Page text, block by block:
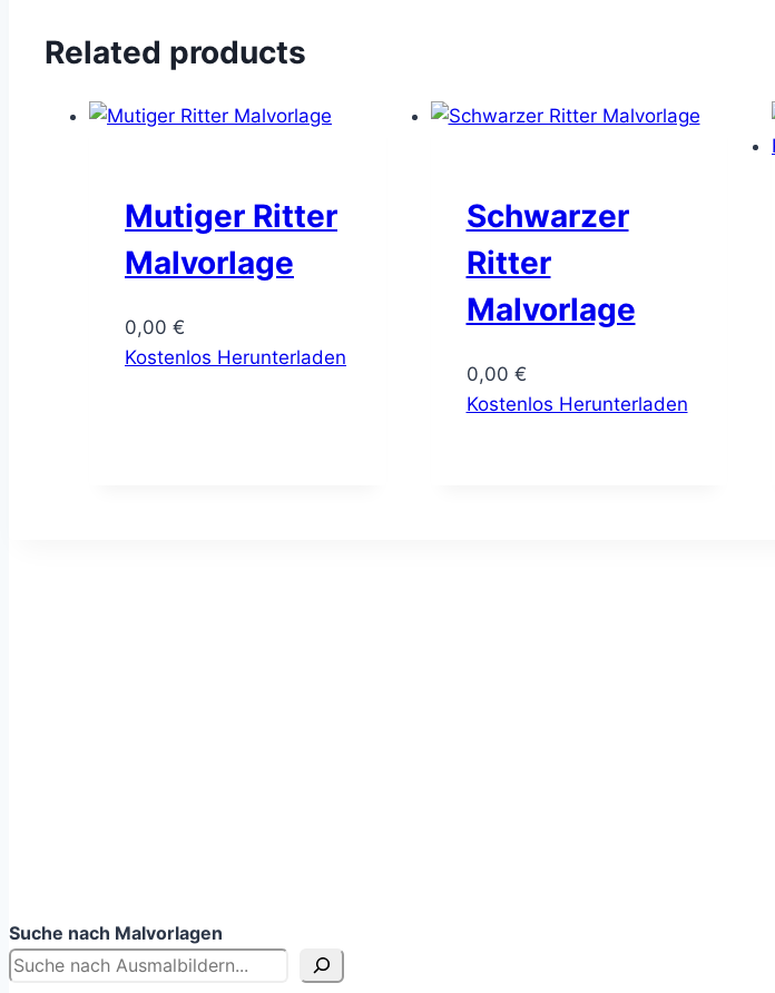
Related products
Mutiger Ritter
Malvorlage
0,00 €
Kostenlos Herunterladen
Schwarzer
Ritter
Malvorlage
0,00 €
Kostenlos Herunterladen
Suche nach Malvorlagen